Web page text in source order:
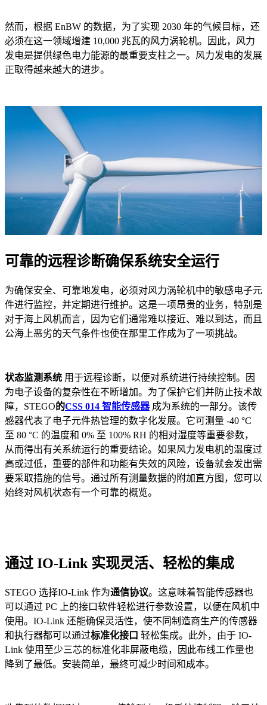
然而，根据 EnBW 的数据，为了实现 2030 年的气候目标，还
必须在这一领域增建 10,000 兆瓦的风力涡轮机。
因此，风力
发电是提供绿色电力能源的最重要支柱之一。风力发电的发展
正取得越来越大的进步。
可靠的远程诊断确保系统安全运行
为确保安全、可靠地发电，必须对风力涡轮机中的敏感电子元
件进行监控，并定期进行维护。这是一项昂贵的业务，特别是
对于海上风机而言，因为它们通常难以接近、难以到达，而且
公海上恶劣的天气条件也使在那里工作成为了一项挑战。
状态监测系统 用于远程诊断，以便对系统进行持续控制。因
为电子设备的复杂性在不断增加。为了保护它们并防止技术故
障，STEGO的CSS 014 智能传感器 成为系统的一部分。该传
感器代表了电子元件热管理的数字化发展。它可测量 -40 °C
至 80 °C 的温度和 0% 至 100% RH 的相对湿度等重要参数，
从而得出有关系统运行的重要结论。如果风力发电机的温度过
高或过低，重要的部件和功能有失效的风险，设备就会发出需
要采取措施的信号。通过所有测量数据的附加直方图，您可以
始终对风机状态有一个可靠的概览。
通过 IO-Link 实现灵活、轻松的集成
STEGO 选择IO-Link 作为通信协议。这意味着智能传感器也
可以通过 PC 上的接口软件轻松进行参数设置，以便在风机中
使用。IO-Link 还能确保灵活性，使不同制造商生产的传感器
和执行器都可以通过标准化接口 轻松集成。此外，由于 IO-
Link 使用至少三芯的标准化非屏蔽电缆，因此布线工作量也
降到了最低。安装简单，最终可减少时间和成本。